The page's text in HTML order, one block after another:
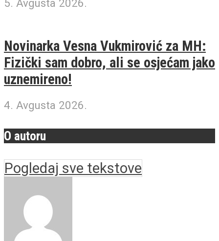
5. Avgusta 2026.
Novinarka Vesna Vukmirović za MH:
Fizički sam dobro, ali se osjećam jako
uznemireno!
4. Avgusta 2026.
O autoru
Pogledaj sve tekstove